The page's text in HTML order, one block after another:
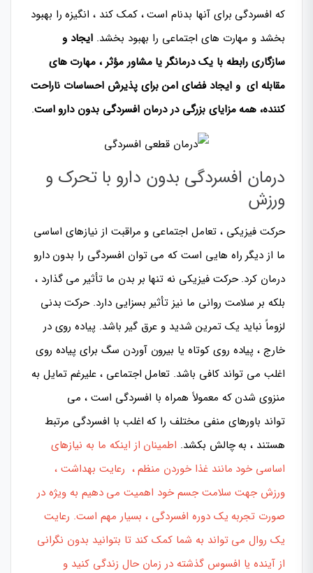
که افسردگی برای آنها بدنام است ، کمک کند ، انگیزه را بهبود
بخشد و مهارت های اجتماعی را بهبود بخشد. ایجاد و
سازگاری رابطه با یک درمانگر یا مشاور مؤثر ، مهارت های
مقابله ای و ایجاد فضای امن برای پذیرش احساسات ناراحت
کننده، همه مزایای بزرگی در درمان افسردگی بدون دارو است.
درمان افسردگی بدون دارو با تحرک و
ورزش
حرکت فیزیکی ، تعامل اجتماعی و مراقبت از نیازهای اساسی
ما از دیگر راه هایی است که می توان افسردگی را بدون دارو
درمان کرد. حرکت فیزیکی نه تنها بر بدن ما تأثیر می گذارد ،
بلکه بر سلامت روانی ما نیز تأثیر بسزایی دارد. حرکت بدنی
لزوماً نباید یک تمرین شدید و عرق گیر باشد. پیاده روی در
خارج ، پیاده روی کوتاه یا بیرون آوردن سگ برای پیاده روی
اغلب می تواند کافی باشد. تعامل اجتماعی ، علیرغم تمایل به
منزوی شدن که معمولاً همراه با افسردگی است ، می
تواند باورهای منفی مختلف را که اغلب با افسردگی مرتبط
هستند ، به چالش بکشد. اطمینان از اینکه ما به نیازهای
اساسی خود مانند غذا خوردن منظم ، رعایت بهداشت ،
ورزش جهت سلامت جسم خود اهمیت می دهیم به ویژه در
صورت تجربه یک دوره افسردگی ، بسیار مهم است. رعایت
یک روال می تواند به شما کمک کند تا بتوانید بدون نگرانی
از آینده یا افسوس گذشته در زمان حال زندگی کنید و